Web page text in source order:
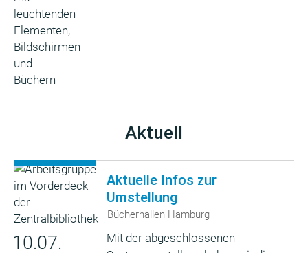
Aktuell
10.07.
Aktuelle Infos zur
Umstellung
Bücherhallen Hamburg
Mit der abgeschlossenen